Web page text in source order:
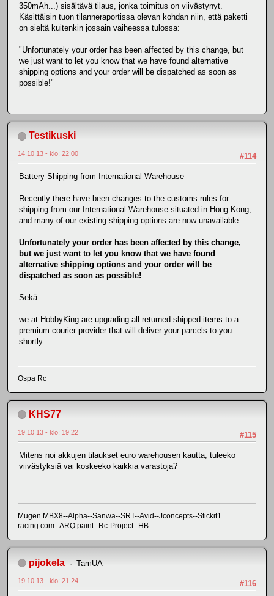
350mAh...) sisältävä tilaus, jonka toimitus on viivästynyt.
Käsittäisin tuon tilanneraportissa olevan kohdan niin, että paketti
on sieltä kuitenkin jossain vaiheessa tulossa:
"Unfortunately your order has been affected by this change, but
we just want to let you know that we have found alternative
shipping options and your order will be dispatched as soon as
possible!"
Testikuski
#114
14.10.13 - klo: 22.00
Battery Shipping from International Warehouse
Recently there have been changes to the customs rules for
shipping from our International Warehouse situated in Hong Kong,
and many of our existing shipping options are now unavailable.
Unfortunately your order has been affected by this change,
but we just want to let you know that we have found
alternative shipping options and your order will be
dispatched as soon as possible!
Sekä...
we at HobbyKing are upgrading all returned shipped items to a
premium courier provider that will deliver your parcels to you
shortly.
Ospa Rc
KHS77
#115
19.10.13 - klo: 19.22
Mitens noi akkujen tilaukset euro warehousen kautta, tuleeko
viivästyksiä vai koskeeko kaikkia varastoja?
Mugen MBX8--Alpha--Sanwa--SRT--Avid--Jconcepts--Stickit1
racing.com--ARQ paint--Rc-Project--HB
pijokela TamUA
#116
19.10.13 - klo: 21.24